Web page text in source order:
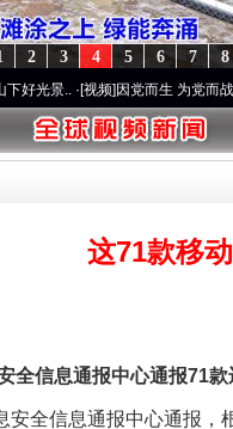
8
7
6
5
4
3
2
视频]因党而生 为党而战——百年“
这71款移
信息通报中心通报71款
信息通报中心通报，